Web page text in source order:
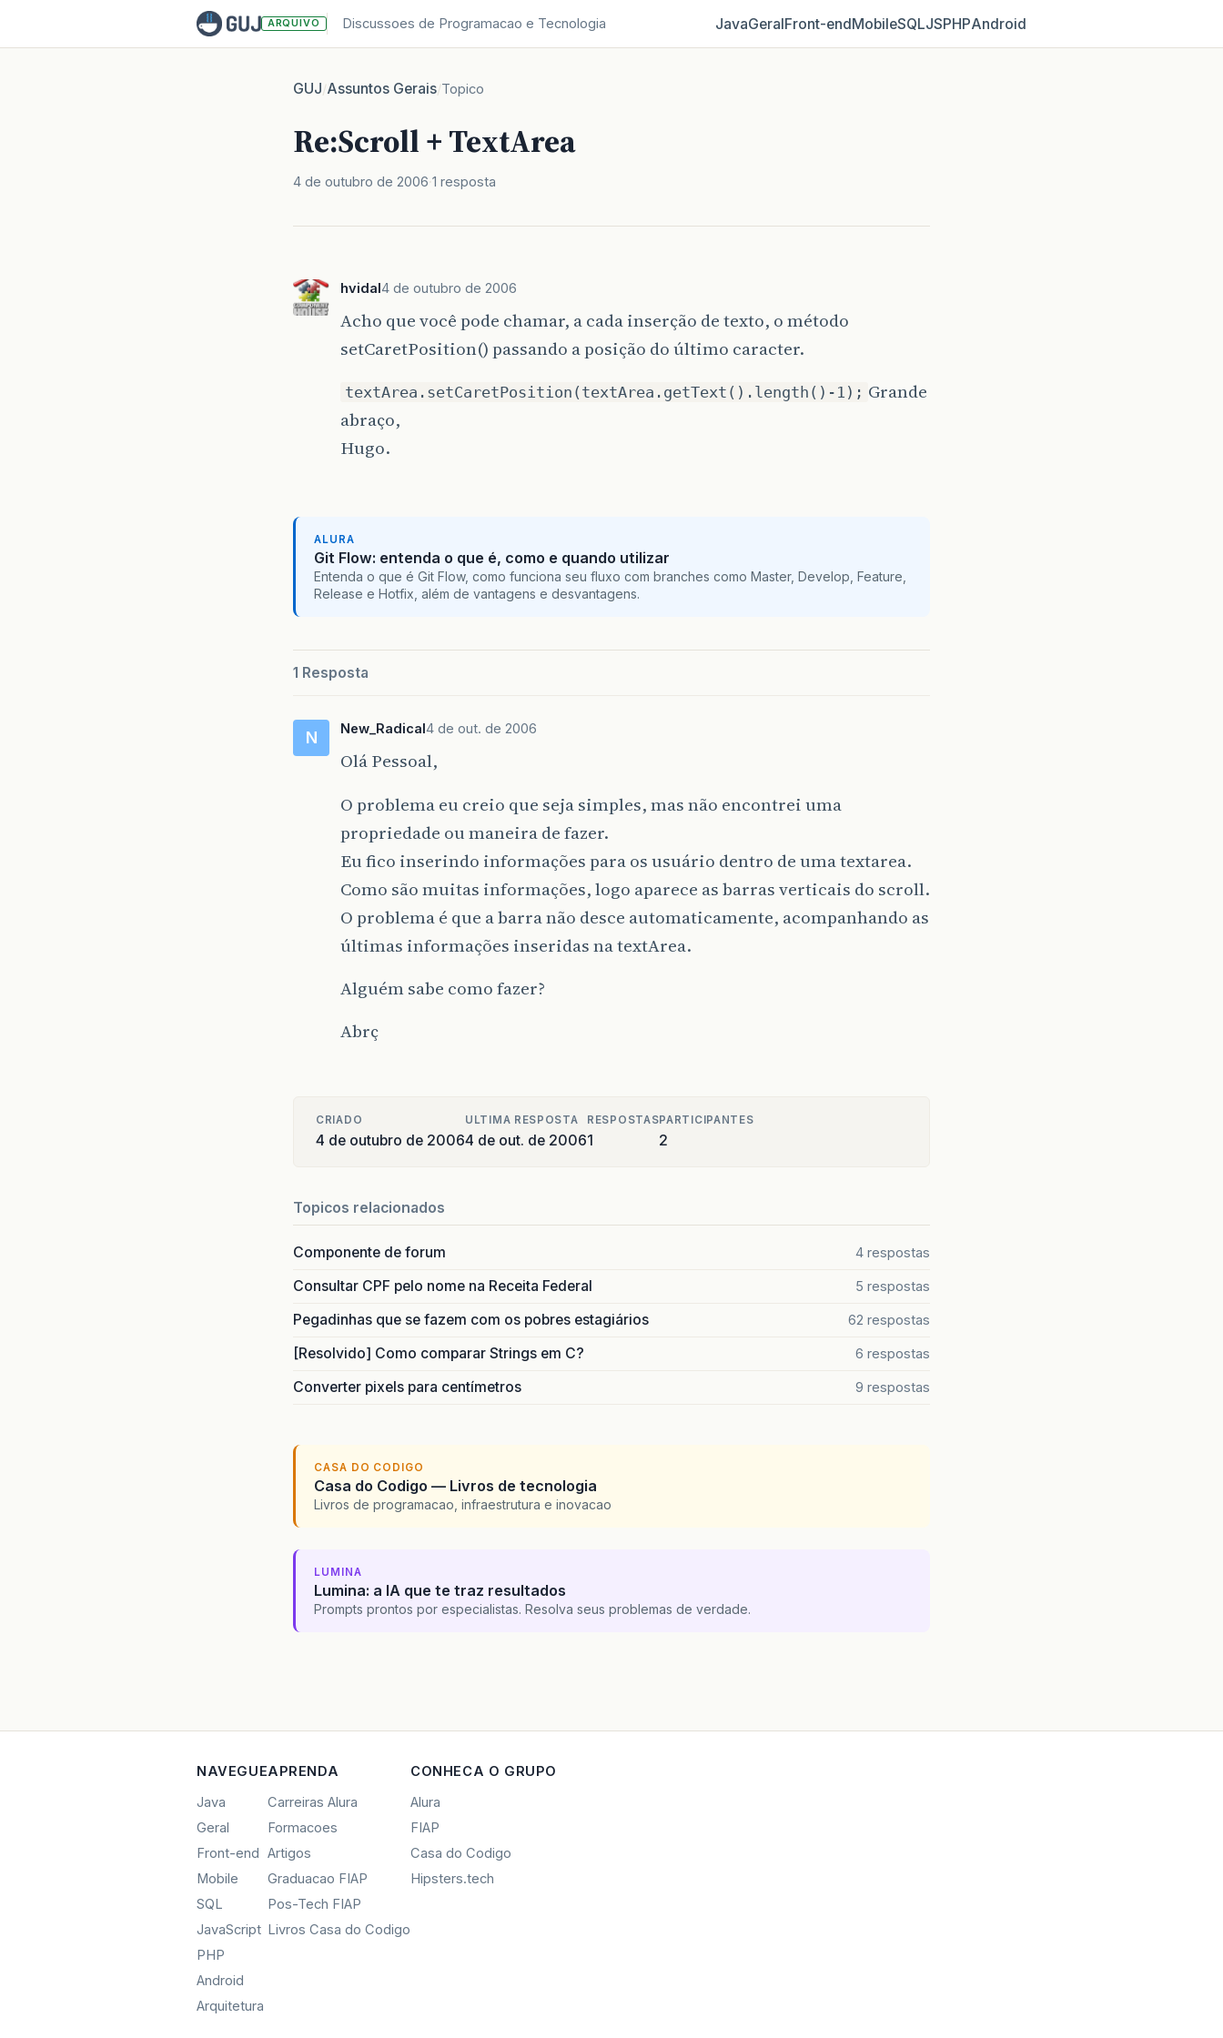
ARQUIVO Discussoes de Programacao e Tecnologia JavaGeralFront‑endMobileSQLJSPHPAndroid
GUJ/Assuntos Gerais/Topico
Re:Scroll + TextArea
4 de outubro de 2006 1 resposta
hvidal4 de outubro de 2006
Acho que você pode chamar, a cada inserção de texto, o método
setCaretPosition() passando a posição do último caracter.
textArea.setCaretPosition(textArea.getText().length()-1); Grande
abraço,
Hugo.
ALURA
Git Flow: entenda o que é, como e quando utilizar
Entenda o que é Git Flow, como funciona seu fluxo com branches como Master, Develop, Feature,
Release e Hotfix, além de vantagens e desvantagens.
1 Resposta
N New_Radical4 de out. de 2006
Olá Pessoal,
O problema eu creio que seja simples, mas não encontrei uma
propriedade ou maneira de fazer.
Eu fico inserindo informações para os usuário dentro de uma textarea.
Como são muitas informações, logo aparece as barras verticais do scroll.
O problema é que a barra não desce automaticamente, acompanhando as
últimas informações inseridas na textArea.
Alguém sabe como fazer?
Abrç
CRIADO
4 de outubro de 2006
ULTIMA RESPOSTA
4 de out. de 2006
RESPOSTAS
1
PARTICIPANTES
2
Topicos relacionados
Componente de forum 4 respostas
Consultar CPF pelo nome na Receita Federal 5 respostas
Pegadinhas que se fazem com os pobres estagiários 62 respostas
[Resolvido] Como comparar Strings em C? 6 respostas
Converter pixels para centímetros 9 respostas
CASA DO CODIGO
Casa do Codigo — Livros de tecnologia
Livros de programacao, infraestrutura e inovacao
LUMINA
Lumina: a IA que te traz resultados
Prompts prontos por especialistas. Resolva seus problemas de verdade.
NAVEGUE
Java
Geral
Front-end
Mobile
SQL
JavaScript
PHP
Android
Arquitetura
APRENDA
Carreiras Alura
Formacoes
Artigos
Graduacao FIAP
Pos-Tech FIAP
Livros Casa do Codigo
CONHECA O GRUPO
Alura
FIAP
Casa do Codigo
Hipsters.tech